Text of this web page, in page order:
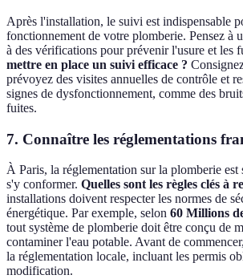
Après l'installation, le suivi est indispensable
fonctionnement de votre plomberie. Pensez à
à des vérifications pour prévenir l'usure et les
mettre en place un suivi efficace ?
prévoyez des visites annuelles de contrôle et
signes de dysfonctionnement, comme des
fuites.
7. Connaître les réglementations
À Paris, la réglementation sur la plomberie est
s'y conformer. Quelles sont les règles clés à
installations doivent respecter les normes de
énergétique. Par exemple, selon 60 Millions
tout système de plomberie doit être conçu de
contaminer l'eau potable. Avant de
la réglementation locale, incluant les permis
modification.